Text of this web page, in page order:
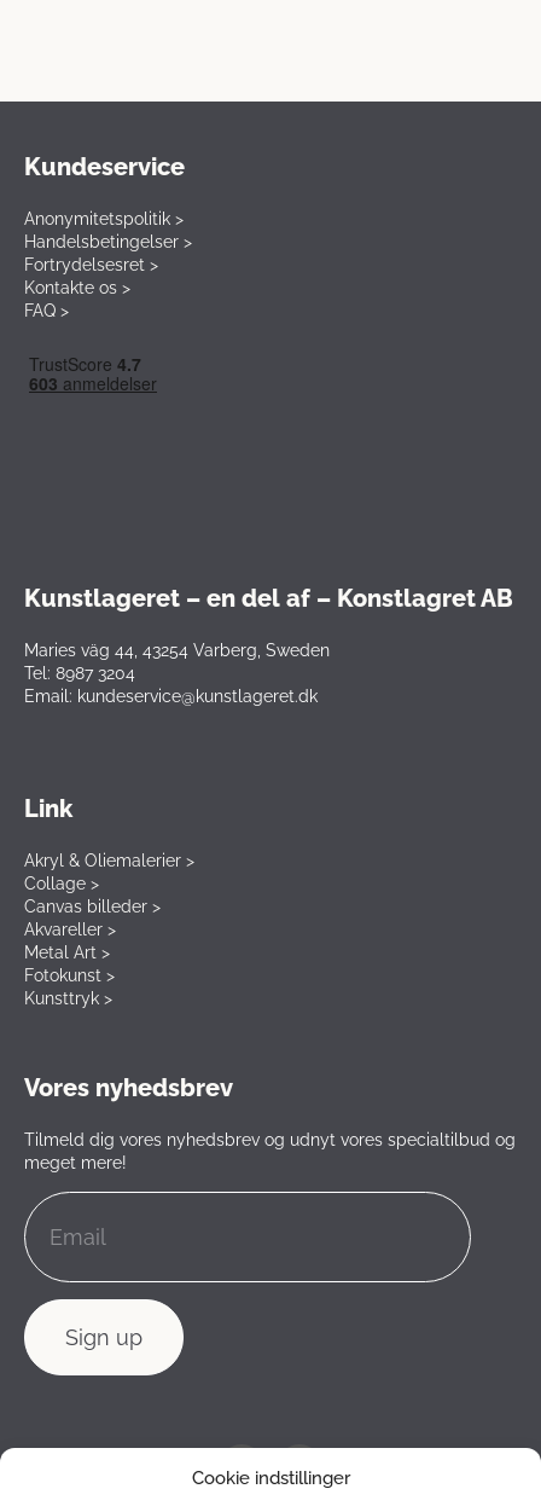
Cookie indstillinger
Kundeservice
Anonymitetspolitik >
Handelsbetingelser >
Fortrydelsesret >
Kontakte os >
FAQ >
Kunstlageret – en del af – Konstlagret AB
Maries väg 44, 43254 Varberg, Sweden
Tel: 8987 3204
Email: kundeservice@kunstlageret.dk
Link
Akryl & Oliemalerier >
Collage >
Canvas billeder >
Akvareller >
Metal Art >
Fotokunst >
Kunsttryk >
Vores nyhedsbrev
Tilmeld dig vores nyhedsbrev og udnyt vores specialtilbud og
meget mere!